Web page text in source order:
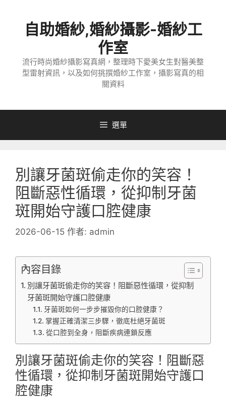
自助婚紗,婚紗攝影-婚紗工
作室
流行時尚婚紗攝影寫真網，整理時下愛美女生對醫美整
型雷射資訊，以及如何挑撰婚紗工作室，攝影寫真的相
關資料
選單
別讓牙菌斑偷走你的笑容！
阻斷惡性循環，從抑制牙菌
斑開始守護口腔健康
2026-06-15 作者: admin
內容目錄
別讓牙菌斑偷走你的笑容！阻斷惡性循環，從抑制
牙菌斑開始守護口腔健康
牙菌斑如何一步步摧毀你的口腔健康？
掌握正確清潔三步驟，徹底杜絕牙菌斑
從口腔到全身，阻斷疾病連鎖反應
別讓牙菌斑偷走你的笑容！阻斷惡
性循環，從抑制牙菌斑開始守護口
腔健康